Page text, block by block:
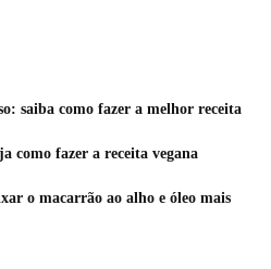
saiba como fazer a melhor receita
como fazer a receita vegana
o macarrão ao alho e óleo mais